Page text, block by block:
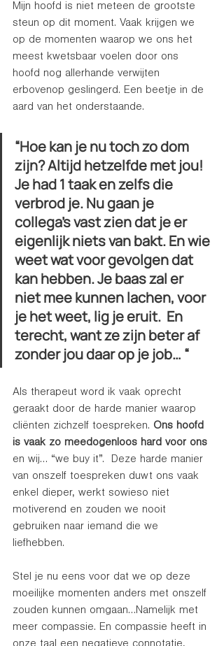
Mijn hoofd is niet meteen de grootste
steun op dit moment. Vaak krijgen we
op de momenten waarop we ons het
meest kwetsbaar voelen door ons
hoofd nog allerhande verwijten
erbovenop geslingerd. Een beetje in de
aard van het onderstaande.
“Hoe kan je nu toch zo dom
zijn? Altijd hetzelfde met jou!
Je had 1 taak en zelfs die
verbrod je. Nu gaan je
collega’s vast zien dat je er
eigenlijk niets van bakt. En wie
weet wat voor gevolgen dat
kan hebben. Je baas zal er
niet mee kunnen lachen, voor
je het weet, lig je eruit.  En
terecht, want ze zijn beter af
zonder jou daar op je job… “
Als therapeut word ik vaak oprecht
geraakt door de harde manier waarop
cliënten zichzelf toespreken. Ons hoofd
is vaak zo meedogenloos hard voor ons
en wij… “we buy it”.  Deze harde manier
van onszelf toespreken duwt ons vaak
enkel dieper, werkt sowieso niet
motiverend en zouden we nooit
gebruiken naar iemand die we
liefhebben.
Stel je nu eens voor dat we op deze
moeilijke momenten anders met onszelf
zouden kunnen omgaan…Namelijk met
meer compassie. En compassie heeft in